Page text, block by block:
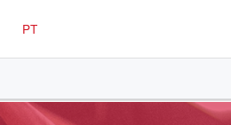
PT